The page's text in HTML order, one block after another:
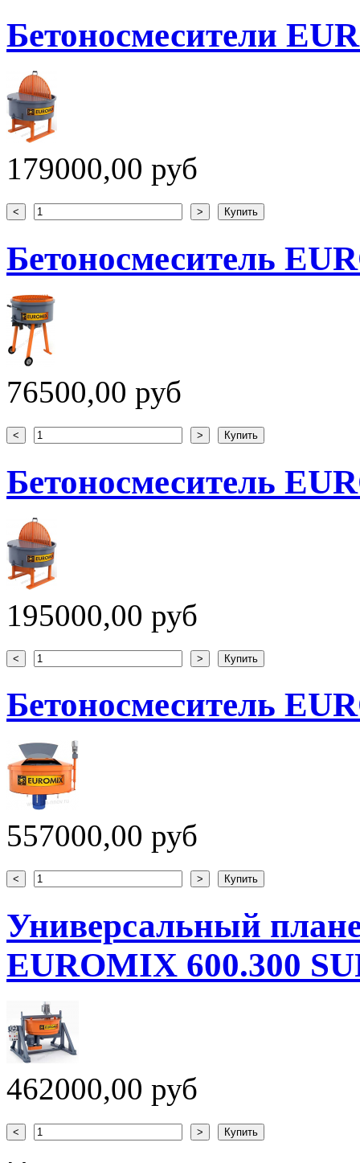
Бетоносмесители
179000,00 руб
Бетоносмеситель
76500,00 руб
Бетоносмеситель
195000,00 руб
Бетоносмеситель
557000,00 руб
Универсальный
EUROMIX 600.300
462000,00 руб